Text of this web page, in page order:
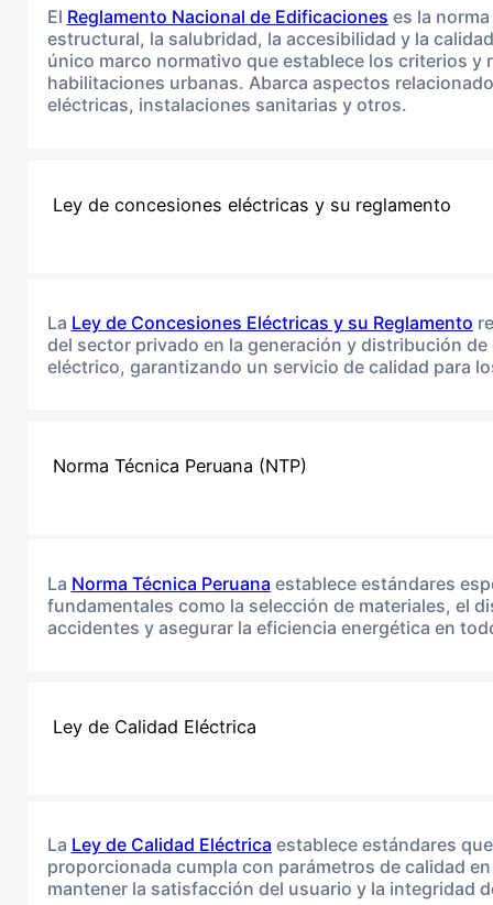
El Reglamento Nacional de Edificaciones es la
estructural, la salubridad, la accesibilidad y la
único marco normativo que establece los criterios
habilitaciones urbanas. Abarca aspectos
eléctricas, instalaciones sanitarias y otros.
Ley de concesiones eléctricas y su reglamento
La Ley de Concesiones Eléctricas y su Reglamento
del sector privado en la generación y distribución
eléctrico, garantizando un servicio de calidad para
Norma Técnica Peruana (NTP)
La Norma Técnica Peruana establece estándares
fundamentales como la selección de materiales, el
accidentes y asegurar la eficiencia energética en
Ley de Calidad Eléctrica
La Ley de Calidad Eléctrica establece estándares
proporcionada cumpla con parámetros de calidad
mantener la satisfacción del usuario y la integridad